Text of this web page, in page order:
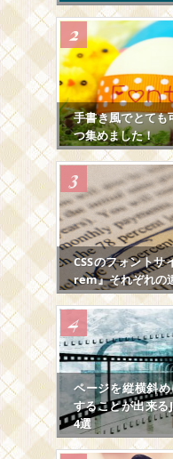
手書き風でとても
つ集めました！
CSSのフォント
rem』それぞれの
ページを縦横斜
することが出来
4選